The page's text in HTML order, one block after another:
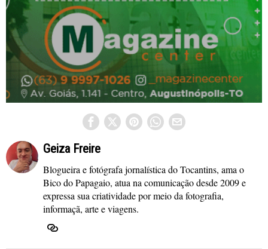
Geiza Freire
Blogueira e fotógrafa jornalística do Tocantins, ama o
Bico do Papagaio, atua na comunicação desde 2009 e
expressa sua criatividade por meio da fotografia,
informaçã, arte e viagens.